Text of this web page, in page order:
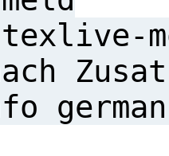
texlive-